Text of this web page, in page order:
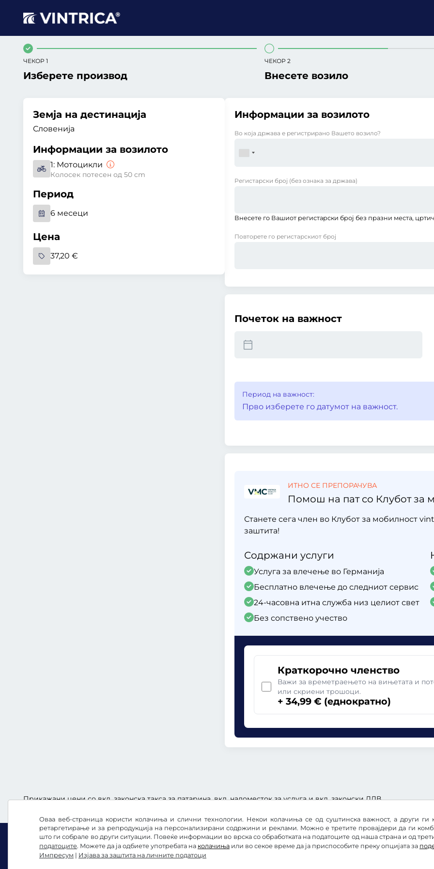
Оваа веб-страница користи колачиња и слични технологии. Некои колачиња се од суштинска важност, а други
ретаргетирање и за репродукција на персонализирани содржини и реклами. Можно е третите провајдери да ги
што ги собрале во други ситуации. Повеќе информации во врска со обработката на податоците од наша страна и од
податоците. Можете да ја одбиете употребата на колачиња или во секое време да ја приспособите преку опцијата за
Импресум | Изјава за заштита на личните податоци
ЧЕКОР 1
Изберете производ
ЧЕКОР 2
Внесете возило
Земја на дестинација
Словенија
Информации за возилото
1: Мотоцикли
Колосек потесен од 50 cm
Период
6 месеци
Цена
37,20 €
Информации за возилото
Во која држава е регистрирано Вашето возило?
Регистарски број (без ознака за држава)
Внесете го Вашиот регистарски број без празни места,
Повторете го регистарскиот број
Почеток на важност
Период на важност:
Прво изберете го датумот на важност.
ИТНО СЕ ПРЕПОРАЧУВА
Помош на пат со Клубот за
Станете сега член во Клубот за мобилност
заштита!
Содржани услуги
Услуга за влечење во Германија
Бесплатно влечење до следниот сервис
24-часовна итна служба низ целиот свет
Без сопствено учество
Краткорочно членство
Важи за времетраењето на вињетата и
или скриени трошоци.
+ 34,99 € (еднократно)
Прикажани цени со вкл. законска такса за патарина, вкл. надоместок за услуга и вкл. законски ДДВ.